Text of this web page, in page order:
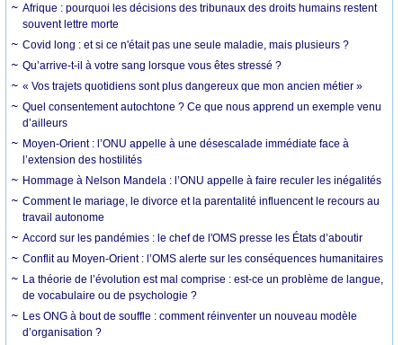
Afrique : pourquoi les décisions des tribunaux des droits humains restent
souvent lettre morte
Covid long : et si ce n'était pas une seule maladie, mais plusieurs ?
Qu’arrive-t-il à votre sang lorsque vous êtes stressé ?
« Vos trajets quotidiens sont plus dangereux que mon ancien métier »
Quel consentement autochtone ? Ce que nous apprend un exemple venu
d’ailleurs
Moyen-Orient : l’ONU appelle à une désescalade immédiate face à
l’extension des hostilités
Hommage à Nelson Mandela : l’ONU appelle à faire reculer les inégalités
Comment le mariage, le divorce et la parentalité influencent le recours au
travail autonome
Accord sur les pandémies : le chef de l'OMS presse les États d’aboutir
Conflit au Moyen-Orient : l’OMS alerte sur les conséquences humanitaires
La théorie de l’évolution est mal comprise : est-ce un problème de langue,
de vocabulaire ou de psychologie ?
Les ONG à bout de souffle : comment réinventer un nouveau modèle
d’organisation ?